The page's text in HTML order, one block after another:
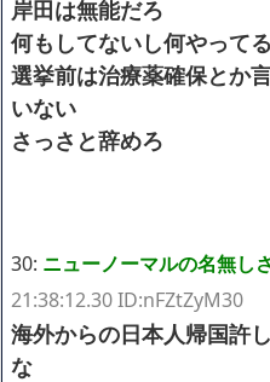
岸田は無能だろ
何もしてないし何やって
選挙前は治療薬確保とか
いない
さっさと辞めろ
30: ニューノーマルの名無し
21:38:12.30 ID:nFZtZyM30
海外からの日本人帰国許
な